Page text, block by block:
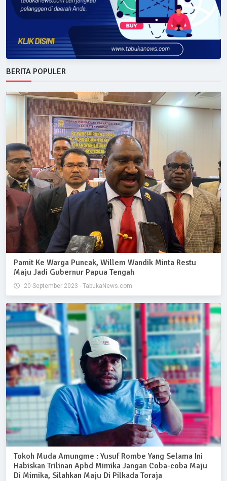
BERITA POPULER
Pamit Ke Warga Puncak, Willem Wandik Minta Restu
Maju Jadi Gubernur Papua Tengah
20 September 2023 - TabukaNews.com
Tokoh Muda Amungme : Yusuf Rombe Yang Selama Ini
Habiskan Trilinan Apbd Mimika Jangan Coba-coba Maju
Di Mimika, Silahkan Maju Di Pilkada Toraja